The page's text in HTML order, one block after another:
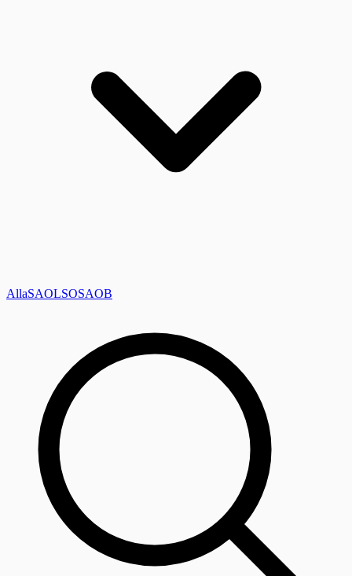
AllaSAOLSOSAOB